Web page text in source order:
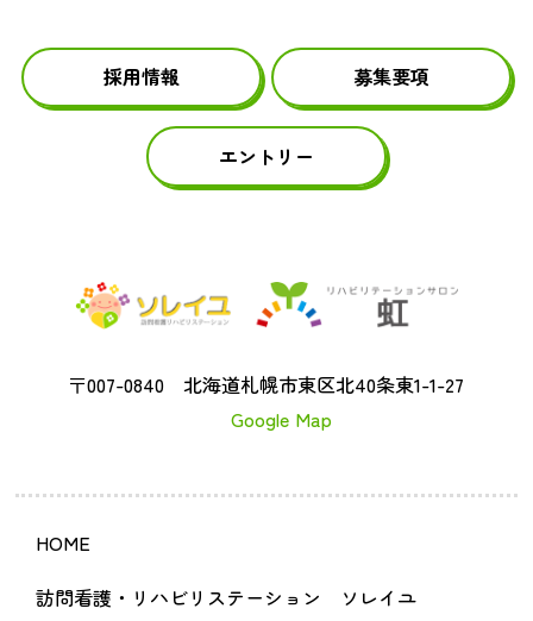
採用情報 募集要項
エントリー
〒007-0840 北海道札幌市東区北40条東1-1-27
Google Map
HOME
訪問看護・リハビリステーション ソレイユ